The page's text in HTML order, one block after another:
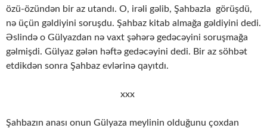
özü-özündən bir az utandı. O, irəli gəlib, Şahbazla görüşdü,
nə üçün gəldiyini soruşdu. Şahbaz kitab almağa gəldiyini dedi.
Əslində o Gülyazdan nə vaxt şəhərə gedəcəyini soruşmağa
gəlmişdi. Gülyaz gələn həftə gedəcəyini dedi. Bir az söhbət
etdikdən sonra Şahbaz evlərinə qayıtdı.
xxx
Şahbazın anası onun Gülyaza meylinin olduğunu çoxdan